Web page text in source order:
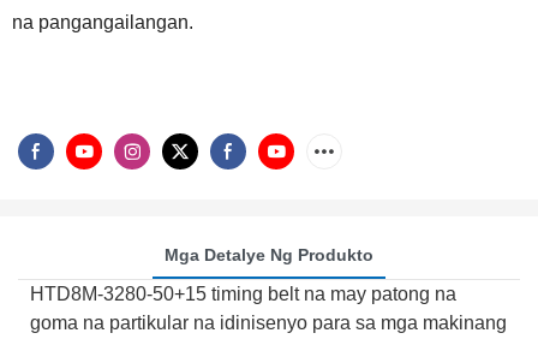
na pangangailangan.
Mga Detalye Ng Produkto
HTD8M-3280-50+15 timing belt na may patong na
goma na partikular na idinisenyo para sa mga makinang